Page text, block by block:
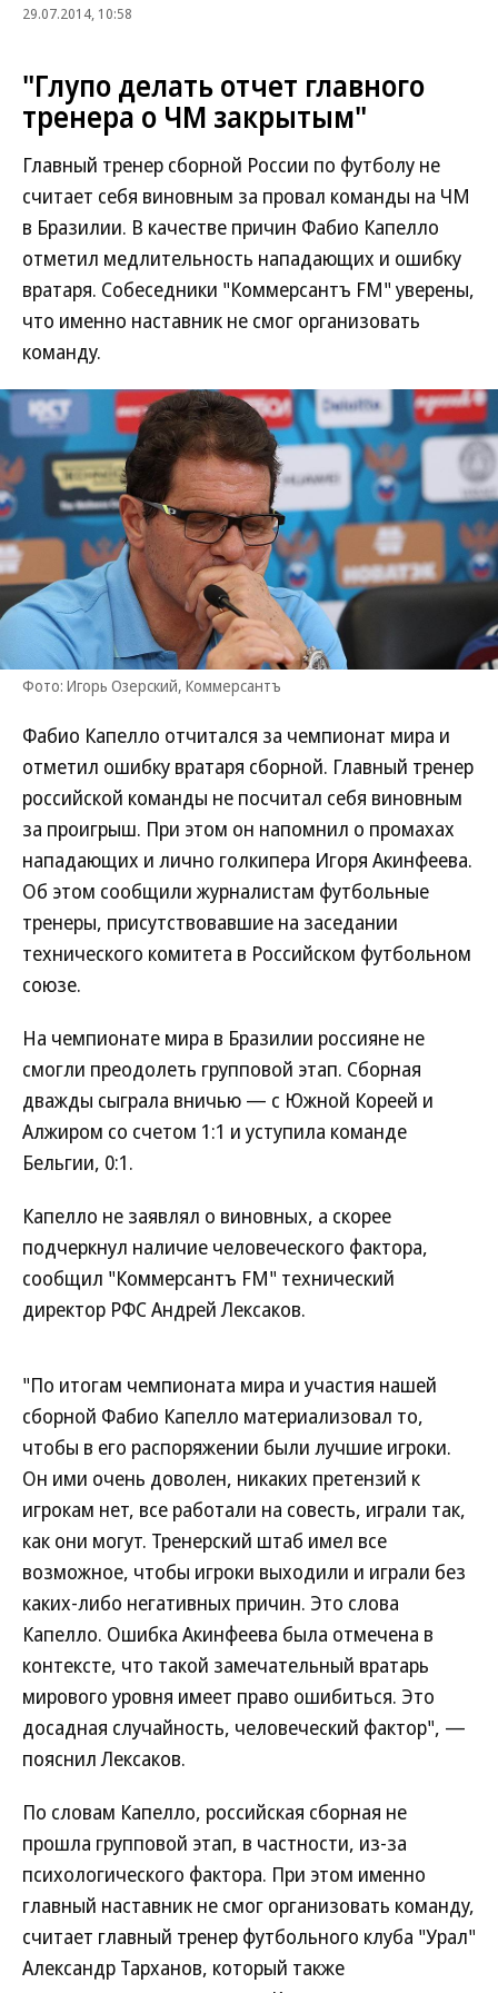
29.07.2014, 10:58
"Глупо делать отчет главного
тренера о ЧМ закрытым"
Главный тренер сборной России по футболу не
считает себя виновным за провал команды на ЧМ
в Бразилии. В качестве причин Фабио Капелло
отметил медлительность нападающих и ошибку
вратаря. Собеседники "Коммерсантъ FM" уверены,
что именно наставник не смог организовать
команду.
Фото: Игорь Озерский, Коммерсантъ
Фабио Капелло отчитался за чемпионат мира и
отметил ошибку вратаря сборной. Главный тренер
российской команды не посчитал себя виновным
за проигрыш. При этом он напомнил о промахах
нападающих и лично голкипера Игоря Акинфеева.
Об этом сообщили журналистам футбольные
тренеры, присутствовавшие на заседании
технического комитета в Российском футбольном
союзе.
На чемпионате мира в Бразилии россияне не
смогли преодолеть групповой этап. Сборная
дважды сыграла вничью — с Южной Кореей и
Алжиром со счетом 1:1 и уступила команде
Бельгии, 0:1.
Капелло не заявлял о виновных, а скорее
подчеркнул наличие человеческого фактора,
сообщил "Коммерсантъ FM" технический
директор РФС Андрей Лексаков.
"По итогам чемпионата мира и участия нашей
сборной Фабио Капелло материализовал то,
чтобы в его распоряжении были лучшие игроки.
Он ими очень доволен, никаких претензий к
игрокам нет, все работали на совесть, играли так,
как они могут. Тренерский штаб имел все
возможное, чтобы игроки выходили и играли без
каких-либо негативных причин. Это слова
Капелло. Ошибка Акинфеева была отмечена в
контексте, что такой замечательный вратарь
мирового уровня имеет право ошибиться. Это
досадная случайность, человеческий фактор", —
пояснил Лексаков.
По словам Капелло, российская сборная не
прошла групповой этап, в частности, из-за
психологического фактора. При этом именно
главный наставник не смог организовать команду,
считает главный тренер футбольного клуба "Урал"
Александр Тарханов, который также